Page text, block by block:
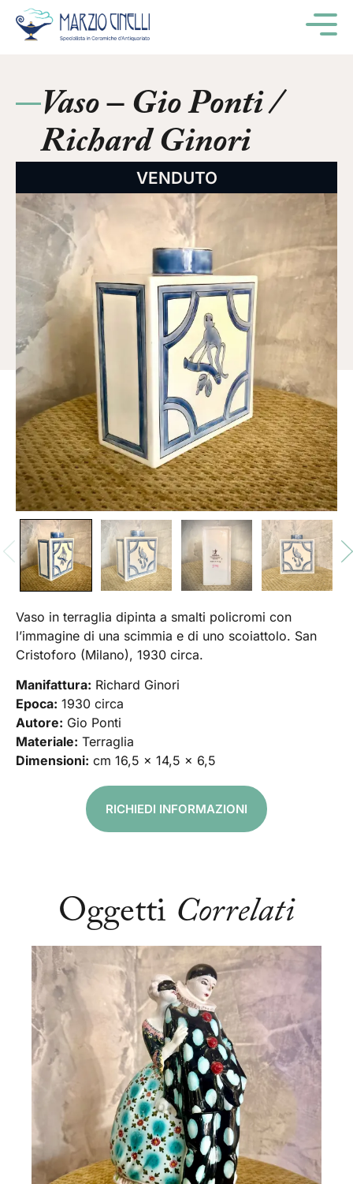
Vaso – Gio Ponti /
Richard Ginori
VENDUTO
Vaso in terraglia dipinta a smalti policromi con
l’immagine di una scimmia e di uno scoiattolo. San
Cristoforo (Milano), 1930 circa.
Manifattura: Richard Ginori
Epoca: 1930 circa
Autore: Gio Ponti
Materiale: Terraglia
Dimensioni: cm 16,5 x 14,5 x 6,5
RICHIEDI INFORMAZIONI
Oggetti Correlati